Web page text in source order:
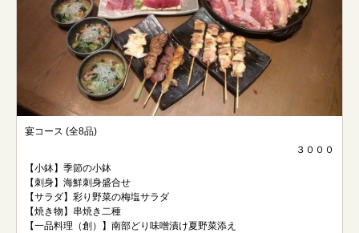
宴コース (全8品)
３０００
【小鉢】季節の小鉢
【刺身】海鮮刺身盛合せ
【サラダ】彩り野菜の梅塩サラダ
【焼き物】串焼き二種
【一品料理（創）】南部どり味噌漬け夏野菜添え